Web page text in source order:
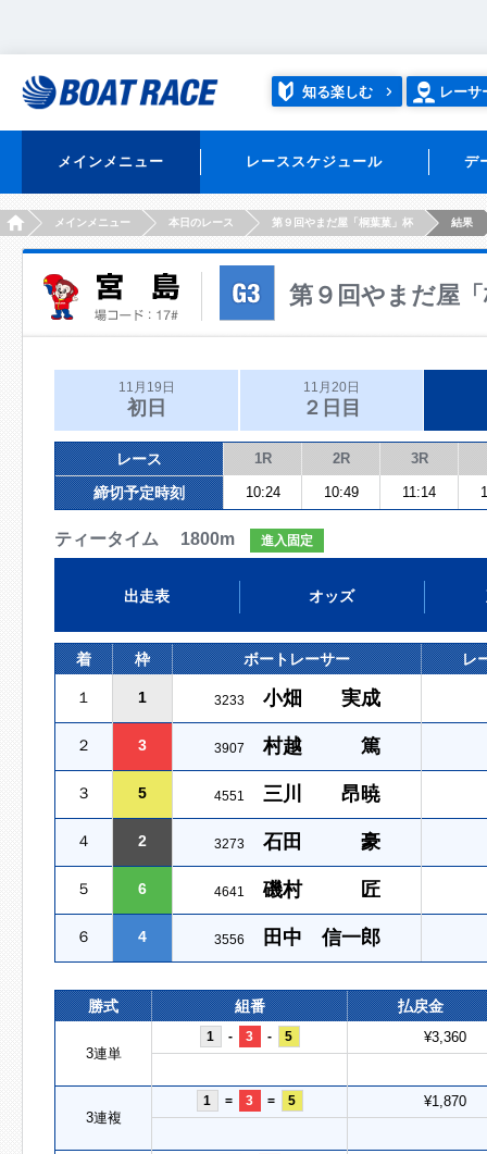
知る楽しむ レーサ
メインメニュー レーススケジュール デ
HOMEメインメニュー 本日のレース 第９回やまだ屋「桐葉菓」杯 結果
第９回やまだ屋
11月19日
初日
11月20日
２日目
レース 1R 2R 3R
締切予定時刻 10:24 10:49 11:14
ティータイム 1800m 進入固定
出走表 オッズ
着 枠 ボートレーサー レ
１ 1 3233 小畑 実成
２ 3 3907 村越 篤
３ 5 4551 三川 昂暁
４ 2 3273 石田 豪
５ 6 4641 磯村 匠
６ 4 3556 田中 信一郎
勝式 組番 払戻金
3連単
1 - 3 - 5 ¥3,360
3連複
1 = 3 = 5 ¥1,870